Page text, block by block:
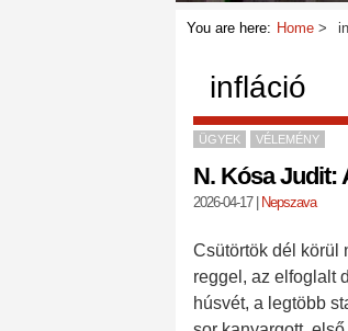
You are here: Home
infláció
ÜGYEK VÉLEMÉNY
N. Kósa Judit:
2026-04-17| Nepszava
Csütörtök dél körül
reggel, az elfoglalt
húsvét, a legtöbb